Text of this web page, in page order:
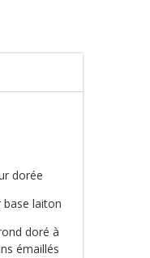
dorée
base laiton
doré à
émaillés